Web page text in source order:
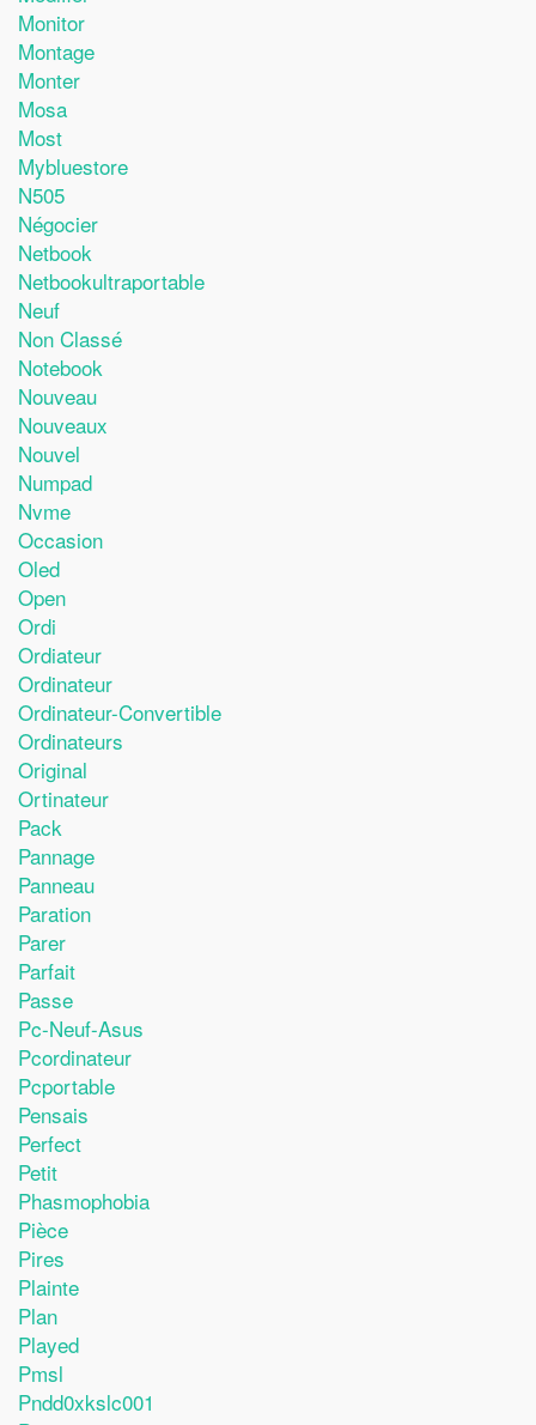
Monitor
Montage
Monter
Mosa
Most
Mybluestore
N505
Négocier
Netbook
Netbookultraportable
Neuf
Non Classé
Notebook
Nouveau
Nouveaux
Nouvel
Numpad
Nvme
Occasion
Oled
Open
Ordi
Ordiateur
Ordinateur
Ordinateur-Convertible
Ordinateurs
Original
Ortinateur
Pack
Pannage
Panneau
Paration
Parer
Parfait
Passe
Pc-Neuf-Asus
Pcordinateur
Pcportable
Pensais
Perfect
Petit
Phasmophobia
Pièce
Pires
Plainte
Plan
Played
Pmsl
Pndd0xkslc001